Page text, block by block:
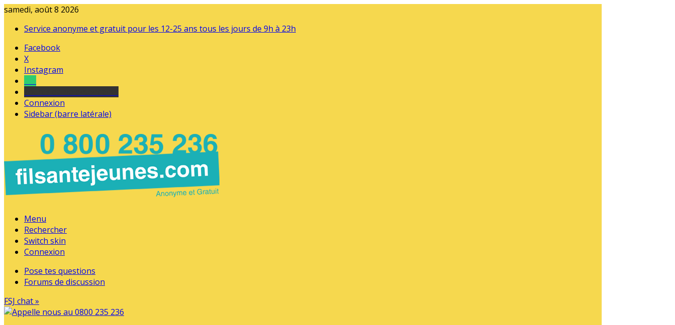
samedi, août 8 2026
Service anonyme et gratuit pour les 12-25 ans tous les jours de 9h à 23h
Facebook
X
Instagram
Connexion
Sidebar (barre latérale)
Menu
Rechercher
Switch skin
Connexion
Pose tes questions
Forums de discussion
FSJ chat »